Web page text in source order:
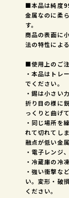
■本品は純度
金属なのに柔
す。
商品の表面に
法の特性によ
■使用上のご
・本品はトレ
でください。
・錫は小さい
折り目の様に
っくりと曲げ
・同じ場所を
れて切れてし
融点が低い金
・電子レンジ
・冷蔵庫の冷
・強い衝撃な
い。変形・破
ください。